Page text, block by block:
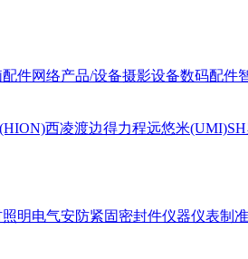
配件网络产品/设备摄影设备数码配件
西凌渡边得力程远悠米(UMI)SH
照明电气安防紧固密封件仪器仪表制